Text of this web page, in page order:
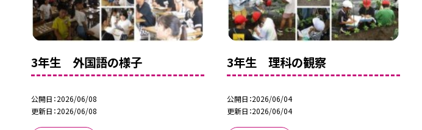
3年生 外国語の様子
公開日 2026/06/08
更新日 2026/06/08
3年生 理科の観察
公開日 2026/06/04
更新日 2026/06/04